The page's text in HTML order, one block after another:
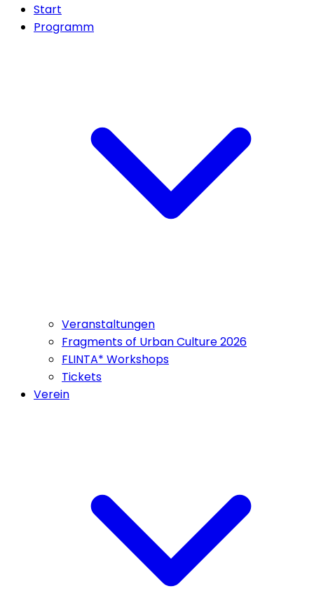
Start
Programm
Veranstaltungen
Fragments of Urban Culture 2026
FLINTA* Workshops
Tickets
Verein